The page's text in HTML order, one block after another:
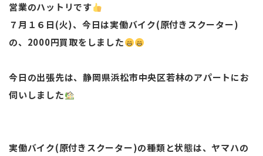
営業のハットリです
７月１６日(火)、今日は実働バイク(原付きスクーター)
の、2000円買取をしました
今日の出張先は、静岡県浜松市中央区若林のアパートにお
伺いしました
実働バイク(原付きスクーター)の種類と状態は、ヤマハの